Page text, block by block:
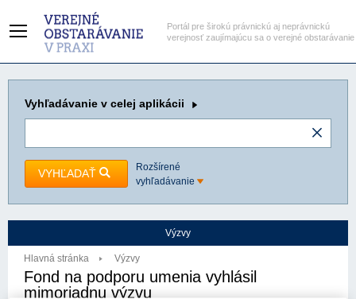
Portál pre širokú právnickú aj neprávnickú
verejnosť zaujímajúcu sa o verejné obstarávanie
Vyhľadávanie v celej aplikácii
VYHĽADAŤ
Rozšírené
vyhľadávanie
Výzvy
Hlavná stránka Výzvy
Fond na podporu umenia vyhlásil
mimoriadnu výzvu